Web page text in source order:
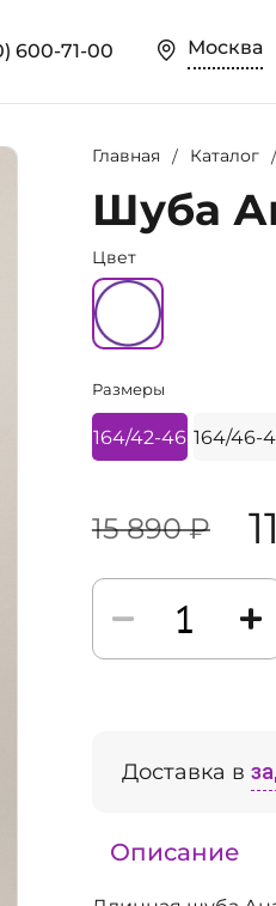
600-71-00 Москва
Главная Каталог
Шуба
Цвет
Размеры
164/42-46 164/46-
15 890 ₽
Доставка в
Описание